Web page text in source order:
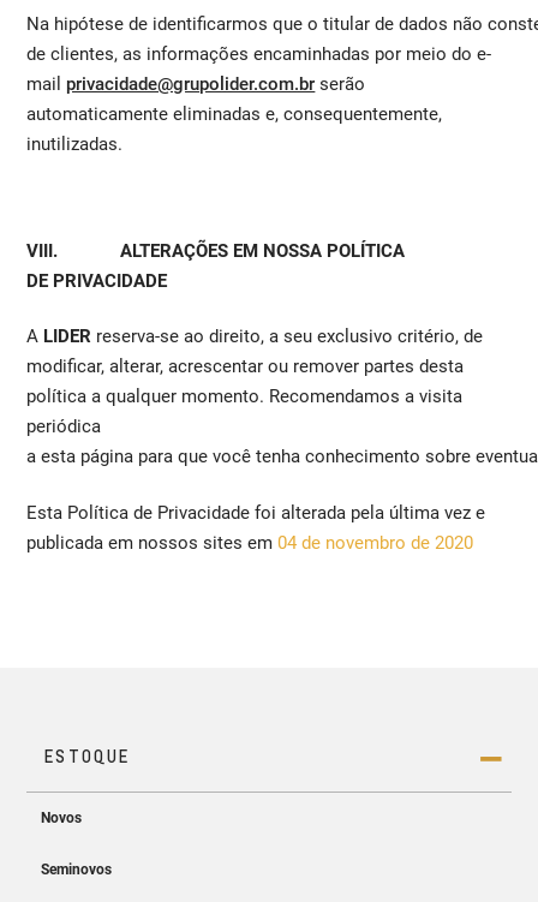
Na hipótese de identificarmos que o titular de dados não
de clientes, as informações encaminhadas por meio do e-
mail privacidade@grupolider.com.br serão
automaticamente eliminadas e, consequentemente,
inutilizadas.
VIII. ALTERAÇÕES EM NOSSA POLÍTICA
DE PRIVACIDADE
A LIDER reserva-se ao direito, a seu exclusivo critério, de
modificar, alterar, acrescentar ou remover partes desta
política a qualquer momento. Recomendamos a visita
periódica
a esta página para que você tenha conhecimento sobre
Esta Política de Privacidade foi alterada pela última vez e
publicada em nossos sites em04 de novembro de 2020